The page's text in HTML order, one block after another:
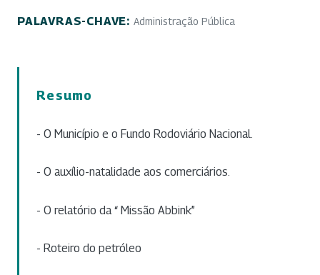
PALAVRAS-CHAVE: Administração Pública
Resumo
- O Município e o Fundo Rodoviário Nacional.
- O auxílio-natalidade aos comerciários.
- O relatório da “ Missão Abbink”
- Roteiro do petróleo